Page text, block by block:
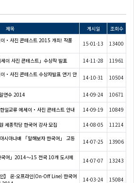
제목 게시일 조회수
・사진 콘테스트 2015 개최! 작품
15-01-13 13400
세이 사진 콘테스트」수상작 발표 14-11-28 11961
・사진 콘테스트 수상자발표 연기 안
14-10-31 10504
연수 2014 14-09-24 10671
한일교류 에세이・사진 콘테스트 안내 14-09-19 10849
세종학당 한국어 강사 모집 14-08-05 11214
시아나배 「말해보자 한국어」 고등
14-07-25 13906
국어」2014～15 전국 10개 도시에
14-07-07 13243
인】 온-오프라인(On-Off Line) 한국어
14-03-24 15084